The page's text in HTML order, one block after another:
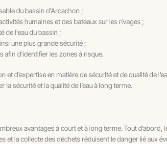
du bassin d'Arcachon ;
humaines et des bateaux sur les rivages ;
de l'eau du bassin ;
une plus grande sécurité ;
afin d'identifier les zones à risque.
et d’expertise en matière de sécurité et de qualité de
sécurité et la qualité de l’eau à long terme.
avantages à court et à long terme. Tout
et la collecte des déchets réduisent le danger lié